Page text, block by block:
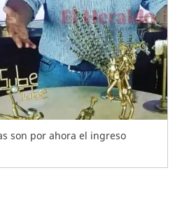
son por ahora el ingreso